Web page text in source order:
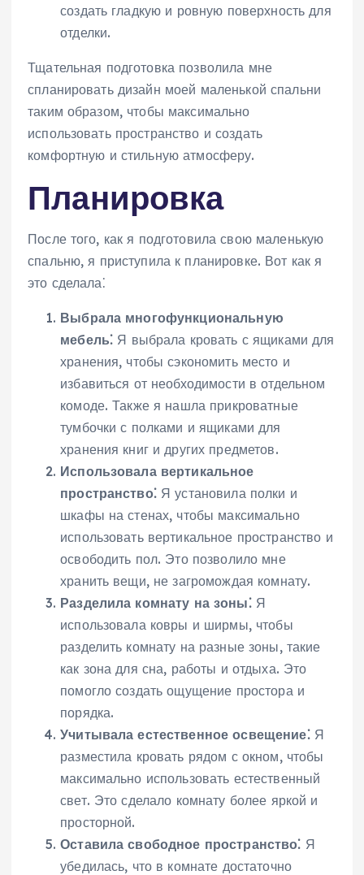
создать гладкую и ровную поверхность для
отделки.
Тщательная подготовка позволила мне
спланировать дизайн моей маленькой спальни
таким образом, чтобы максимально
использовать пространство и создать
комфортную и стильную атмосферу.
Планировка
После того, как я подготовила свою маленькую
спальню, я приступила к планировке. Вот как я
это сделала⁚
Выбрала многофункциональную
мебель⁚ Я выбрала кровать с ящиками для
хранения, чтобы сэкономить место и
избавиться от необходимости в отдельном
комоде. Также я нашла прикроватные
тумбочки с полками и ящиками для
хранения книг и других предметов.
Использовала вертикальное
пространство⁚Я установила полки и
шкафы на стенах, чтобы максимально
использовать вертикальное пространство и
освободить пол. Это позволило мне
хранить вещи, не загромождая комнату.
Разделила комнату на зоны⁚Я
использовала ковры и ширмы, чтобы
разделить комнату на разные зоны, такие
как зона для сна, работы и отдыха. Это
помогло создать ощущение простора и
порядка.
Учитывала естественное освещение⁚Я
разместила кровать рядом с окном, чтобы
максимально использовать естественный
свет. Это сделало комнату более яркой и
просторной.
Оставила свободное пространство⁚ Я
убедилась, что в комнате достаточно